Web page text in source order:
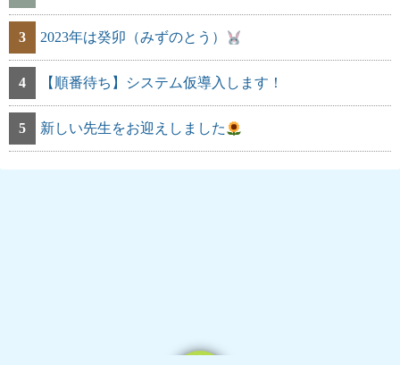
3 2023年は癸卯（みずのとう）
4 【順番待ち】システム仮導入します！
5 新しい先生をお迎えしました